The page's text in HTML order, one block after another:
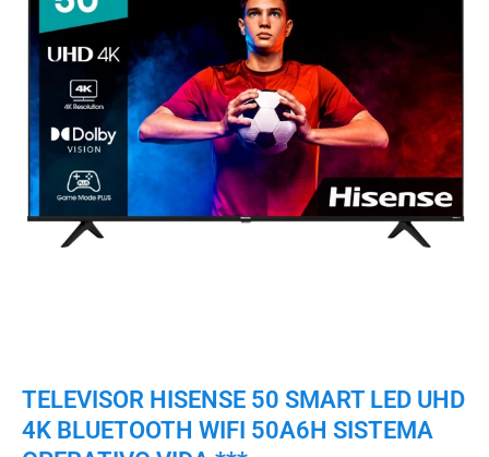
TELEVISOR HISENSE 50 SMART LED UHD
4K BLUETOOTH WIFI 50A6H SISTEMA